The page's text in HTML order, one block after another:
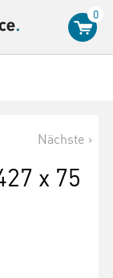
0
Nächste
x 75